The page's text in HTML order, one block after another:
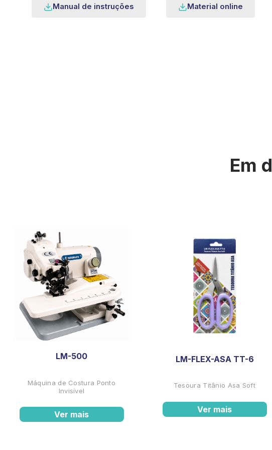
Manual de instruções Material online
Em
LM-500
Máquina de Costura Ponto
Invisível
Ver mais
LM-FLEX-ASA TT-6
Tesoura Titânio Asa Soft
Ver mais